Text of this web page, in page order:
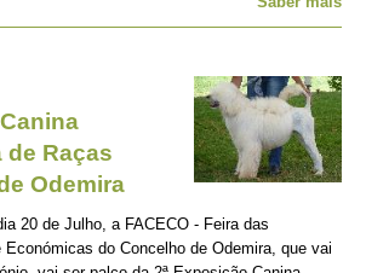
de Raças
Odemira
20 de Julho, a FACECO - Feira das
do Concelho de Odemira, que vai